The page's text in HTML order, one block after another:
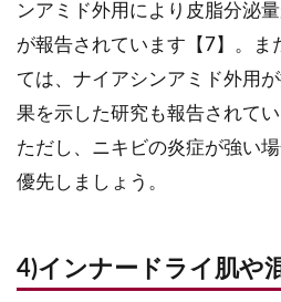
ンアミド外用により皮脂分泌
が報告されています【7】。ま
ては、ナイアシンアミド外用
果を示した研究も報告されてい
ただし、ニキビの炎症が強い
優先しましょう。
4)インナードライ肌や